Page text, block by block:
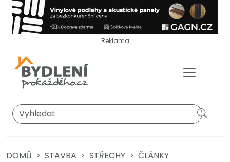
Reklama
DOMŮ STAVBA STŘECHY ČLÁNKY